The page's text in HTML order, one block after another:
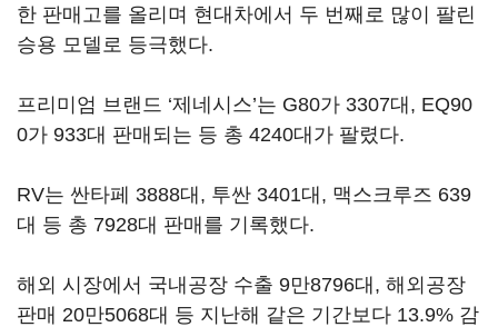
한 판매고를 올리며 현대차에서 두 번째로 많이 팔린
승용 모델로 등극했다.
프리미엄 브랜드 ‘제네시스’는 G80가 3307대, EQ90
0가 933대 판매되는 등 총 4240대가 팔렸다.
RV는 싼타페 3888대, 투싼 3401대, 맥스크루즈 639
대 등 총 7928대 판매를 기록했다.
해외 시장에서 국내공장 수출 9만8796대, 해외공장
판매 20만5068대 등 지난해 같은 기간보다 13.9% 감